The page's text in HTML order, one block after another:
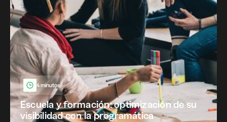
4 minutos
Escuela y formación: optimización de su
visibilidad con la programática